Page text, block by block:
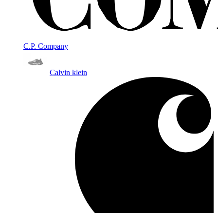
C.P. Company
Calvin klein